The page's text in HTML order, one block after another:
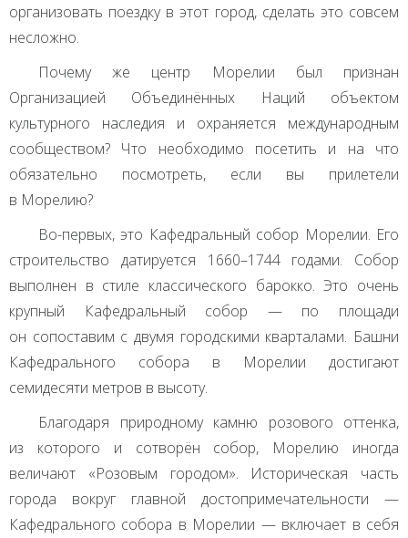
организовать поездку в этот город, сделать это совсем
несложно.
Почему же центр Морелии был признан
Организацией Объединённых Наций объектом
культурного наследия и охраняется международным
сообществом? Что необходимо посетить и на что
обязательно посмотреть, если вы прилетели
в Морелию?
Во-первых, это Кафедральный собор Морелии. Его
строительство датируется 1660–1744 годами. Собор
выполнен в стиле классического барокко. Это очень
крупный Кафедральный собор — по площади
он сопоставим с двумя городскими кварталами. Башни
Кафедрального собора в Морелии достигают
семидесяти метров в высоту.
Благодаря природному камню розового оттенка,
из которого и сотворён собор, Морелию иногда
величают «Розовым городом». Историческая часть
города вокруг главной достопримечательности —
Кафедрального собора в Морелии — включает в себя